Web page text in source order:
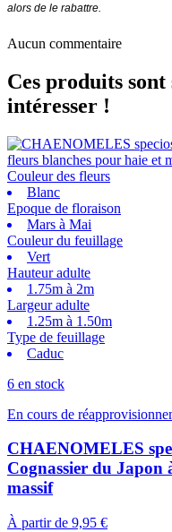
alors de le rabattre.
Aucun commentaire
Ces produits sont
intéresser !
Couleur des fleurs
Blanc
Epoque de floraison
Mars à Mai
Couleur du feuillage
Vert
Hauteur adulte
1.75m à 2m
Largeur adulte
1.25m à 1.50m
Type de feuillage
Caduc
6 en stock
En cours de
CHAENOMELES
Cognassier du Japon
massif
À partir de 9,95 €